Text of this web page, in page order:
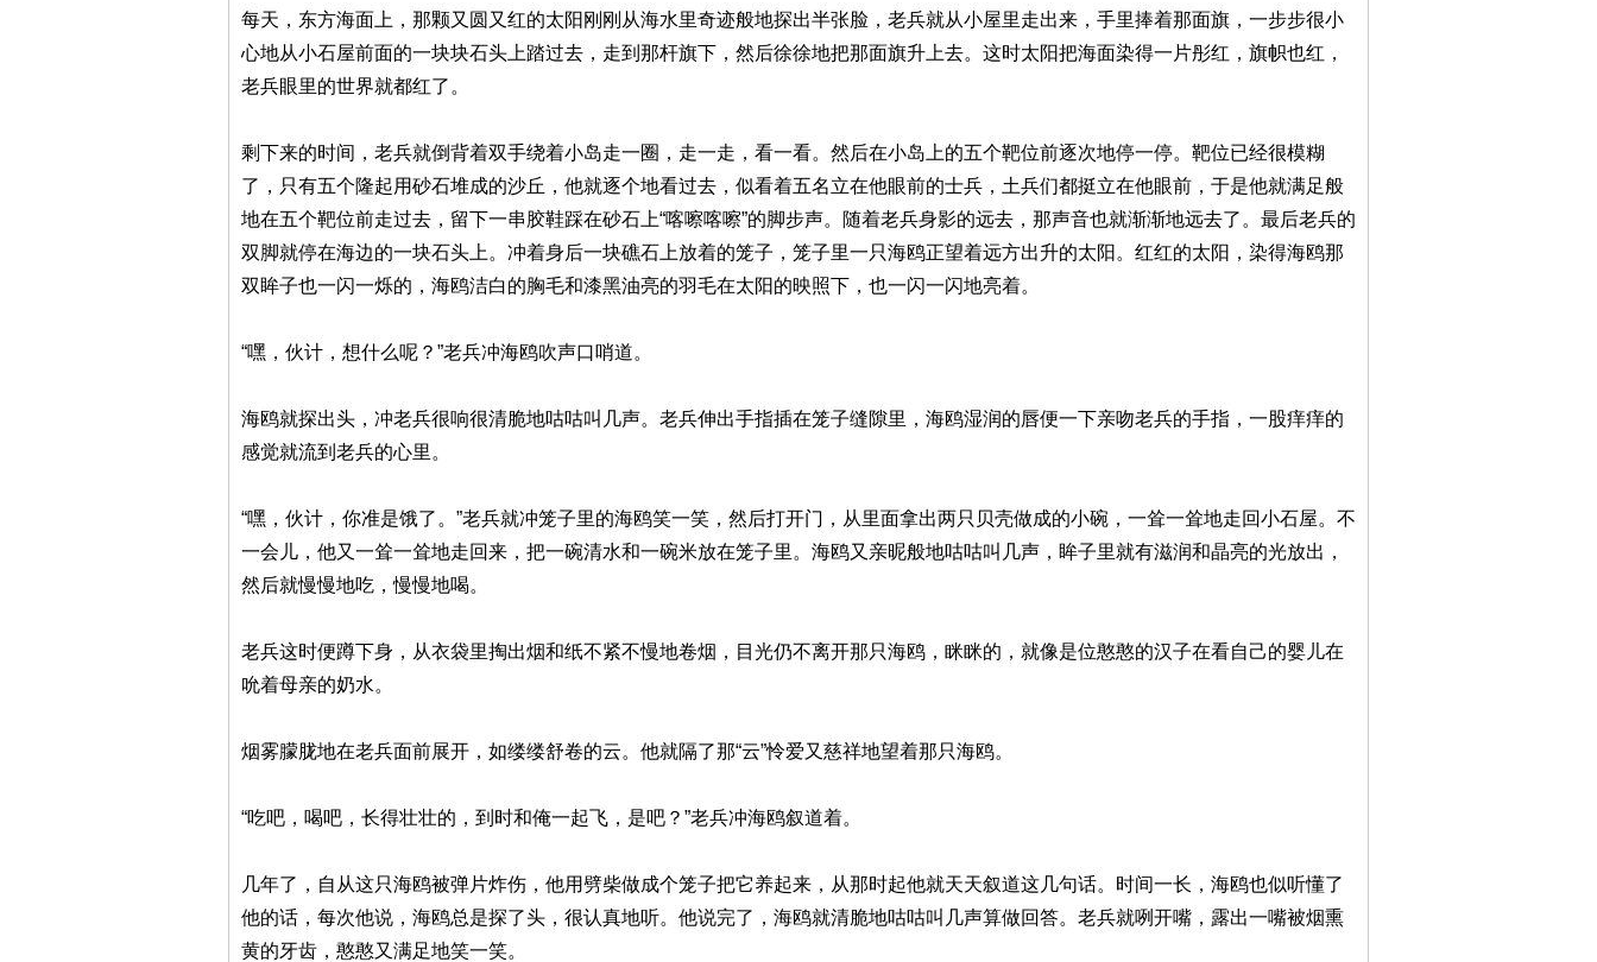
每天，东方海面上，那颗又圆又红的太阳刚刚从海水里奇迹般地探出半张脸，老兵就从小屋里走出来，手里捧着那面旗，一步步很小
心地从小石屋前面的一块块石头上踏过去，走到那杆旗下，然后徐徐地把那面旗升上去。这时太阳把海面染得一片彤红，旗帜也红，
老兵眼里的世界就都红了。
剩下来的时间，老兵就倒背着双手绕着小岛走一圈，走一走，看一看。然后在小岛上的五个靶位前逐次地停一停。靶位已经很模糊
了，只有五个隆起用砂石堆成的沙丘，他就逐个地看过去，似看着五名立在他眼前的士兵，土兵们都挺立在他眼前，于是他就满足般
地在五个靶位前走过去，留下一串胶鞋踩在砂石上“喀嚓喀嚓”的脚步声。随着老兵身影的远去，那声音也就渐渐地远去了。最后老兵的
双脚就停在海边的一块石头上。冲着身后一块礁石上放着的笼子，笼子里一只海鸥正望着远方出升的太阳。红红的太阳，染得海鸥那
双眸子也一闪一烁的，海鸥洁白的胸毛和漆黑油亮的羽毛在太阳的映照下，也一闪一闪地亮着。
“嘿，伙计，想什么呢？”老兵冲海鸥吹声口哨道。
海鸥就探出头，冲老兵很响很清脆地咕咕叫几声。老兵伸出手指插在笼子缝隙里，海鸥湿润的唇便一下亲吻老兵的手指，一股痒痒的
感觉就流到老兵的心里。
“嘿，伙计，你准是饿了。”老兵就冲笼子里的海鸥笑一笑，然后打开门，从里面拿出两只贝壳做成的小碗，一耸一耸地走回小石屋。不
一会儿，他又一耸一耸地走回来，把一碗清水和一碗米放在笼子里。海鸥又亲昵般地咕咕叫几声，眸子里就有滋润和晶亮的光放出，
然后就慢慢地吃，慢慢地喝。
老兵这时便蹲下身，从衣袋里掏出烟和纸不紧不慢地卷烟，目光仍不离开那只海鸥，眯眯的，就像是位憨憨的汉子在看自己的婴儿在
吮着母亲的奶水。
烟雾朦胧地在老兵面前展开，如缕缕舒卷的云。他就隔了那“云”怜爱又慈祥地望着那只海鸥。
“吃吧，喝吧，长得壮壮的，到时和俺一起飞，是吧？”老兵冲海鸥叙道着。
几年了，自从这只海鸥被弹片炸伤，他用劈柴做成个笼子把它养起来，从那时起他就天天叙道这几句话。时间一长，海鸥也似听懂了
他的话，每次他说，海鸥总是探了头，很认真地听。他说完了，海鸥就清脆地咕咕叫几声算做回答。老兵就咧开嘴，露出一嘴被烟熏
黄的牙齿，憨憨又满足地笑一笑。